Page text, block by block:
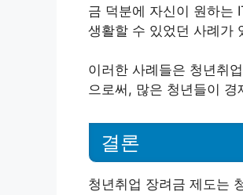
금 덕분에 자신이 원하는
생활할 수 있었던 사례가
이러한 사례들은 청년취
으로써, 많은 청년들이
결론
청년취업 장려금 제도는